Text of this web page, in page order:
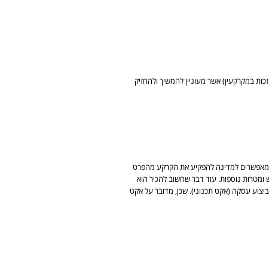
במקרקעין) אשר מעוניין להמשיך ולהחזיק
שמאפשרים למדינה להפקיע את הקרקע מהפרט
ומטרות נוספות. עוד דבר שחשוב להכיר הוא
עסקה (אקט תכנוני). שכן, מדובר על אקט